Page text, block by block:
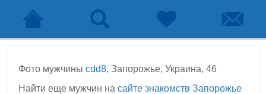
Фото мужчины cdd8, Запорожье, Украина, 46
Найти еще мужчин на сайте знакомств Запорожье